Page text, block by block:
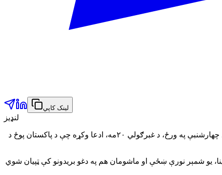
لینک کاپي
لنډیز
د امنیتي کړکېچونو له زیاتېدو سره د طالبانو او پاکستان ترمنځ اړیکې یو ځل بیا نوې مرحلې ته دننه شوي دي. د طالبانو ویاند ذبیح‌الله مجاهد د چهارشنبې په ورځ، د غبرګولي ۲۰مه، ادعا وکړه چې د پاکستان پوځ د
سړی شامل دي. د هغه په وینا، یو شمېر نورې ښځې او ماشومان هم په دغو بریدونو کې ټپیان شوي